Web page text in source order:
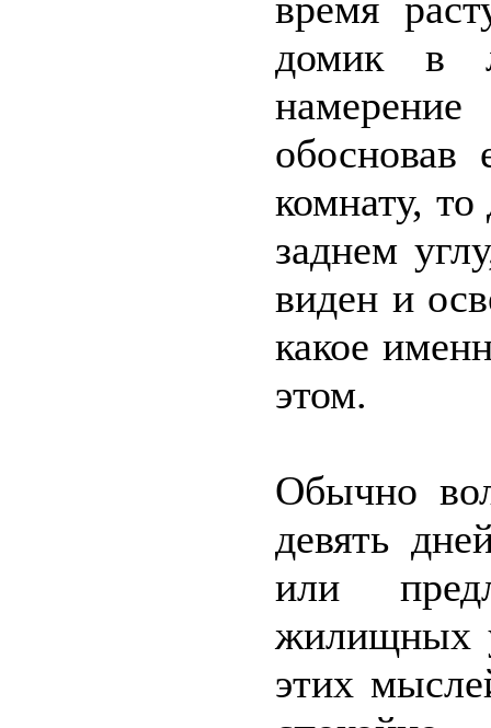
время
домик в
обосновав
комнату,
заднем
виден и
какое
этом.
Обычно
девять
или
жилищных
этих